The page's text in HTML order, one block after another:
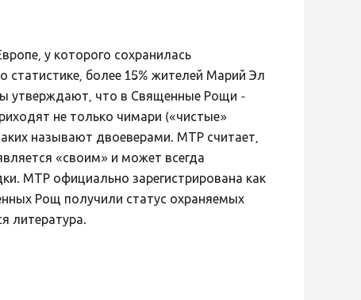
у которого сохранилась
более 15% жителей Марий Эл
утверждают, что в Священные Рощи -
не только чимари («чистые»
называют двоеверами. МТР считает,
«своим» и может всегда
МТР официально зарегистрирована как
Рощ получили статус охраняемых
литература.